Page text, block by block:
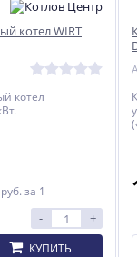
Твердотопливный
Uragan (Ураган) 14
котел WIRT
котел
руб. за 1
- +
КУПИТЬ